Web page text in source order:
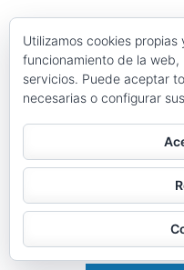
Search
for:
Archivos
Galerías de
Política de
Utilizamos cookies
funcionamiento de la
servicios. Puede aceptar
necesarias o configurar